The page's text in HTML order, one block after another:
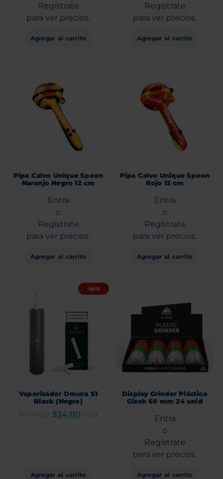
Regístrate
para ver precios.
Agregar al carrito
Regístrate
para ver precios.
Agregar al carrito
Pipa Calvo Unique Spoon
Naranjo Negro 12 cm
Entra
o
Regístrate
para ver precios.
Agregar al carrito
Pipa Calvo Unique Spoon
Rojo 12 cm
Entra
o
Regístrate
para ver precios.
Agregar al carrito
-10%
Vaporizador Omura S1
Black (Negro)
$34.110 +IVA
Agregar al carrito
Display Grinder Plástico
Gizeh 60 mm 24 unid
Entra
o
Regístrate
para ver precios.
Agregar al carrito